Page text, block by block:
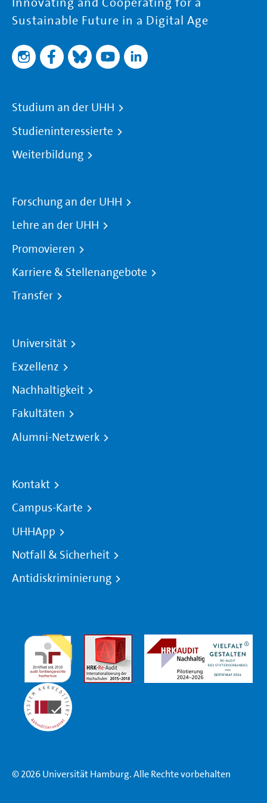
Sustainable Future in a Digital Age
Studium an der UHH
Studieninteressierte
Weiterbildung
Forschung an der UHH
Lehre an der UHH
Promovieren
Karriere & Stellenangebote
Transfer
Universität
Exzellenz
Nachhaltigkeit
Fakultäten
Alumni-Netzwerk
Kontakt
Campus-Karte
UHHApp
Notfall & Sicherheit
Antidiskriminierung
© 2026 Universität Hamburg. Alle Rechte vorbehalten